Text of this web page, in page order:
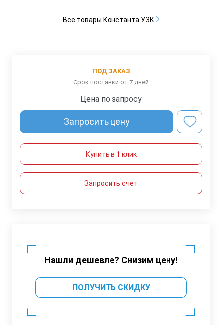
Все товары Константа УЗК
ПОД ЗАКАЗ
Срок поставки от 7 дней
Цена по запросу
Запросить цену
Купить в 1 клик
Запросить счет
Нашли дешевле? Снизим цену!
ПОЛУЧИТЬ СКИДКУ